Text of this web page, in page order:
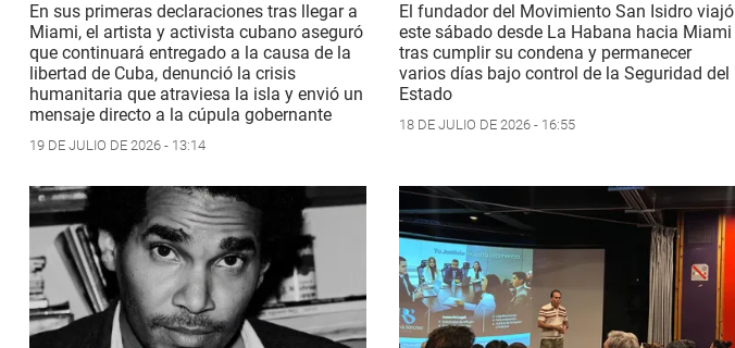
En sus primeras declaraciones tras llegar a
Miami, el artista y activista cubano aseguró
que continuará entregado a la causa de la
libertad de Cuba, denunció la crisis
humanitaria que atraviesa la isla y envió un
mensaje directo a la cúpula gobernante
19 DE JULIO DE 2026 - 13:14
El fundador del Movimiento San Isidro viajó
este sábado desde La Habana hacia Miami
tras cumplir su condena y permanecer
varios días bajo control de la Seguridad del
Estado
18 DE JULIO DE 2026 - 16:55